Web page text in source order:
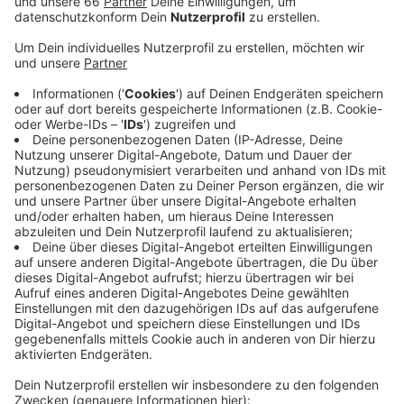
Anzeige
Die Feuerwehr musste sich zum Beispiel mehrere Male
um Menschen kümmern, die Kreislaufprobleme oder zu
viel Alkohol getrunken hatten. Für die Rettungskräfte
gab es beim Zug selbst nur einen größeren Einsatz: Am
Ende der Kö, kurz vor dem Corneliusplatz, war ein
Krampfanfall gemeldet worden. Der Zug musste kurz
anhalten, um die Einsatzkräfte durchzulassen. Im
späteren Verlauf gab es direkt neben der Zugstrecke
an der Oper einen Einsatz. Dort steckten vier
Menschen in einem Aufzug fest. Sie konnten innerhalb
von zehn Minuten befreit werden. Bevor der Zug sich
in Bewegung setzen konnte, musste 78 Mal der
Abschlepper wegen Falschparkern entlang des
Zugweges kommen. Wildpinkler hat das Ordnungsamt
an diesem Rosenmontag nicht erwischt.